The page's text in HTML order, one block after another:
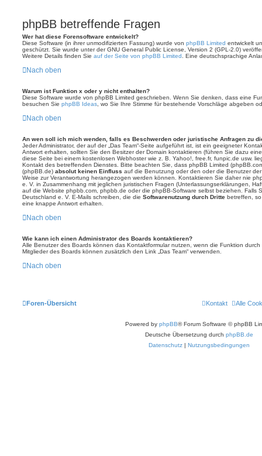
phpBB betreffende Fragen
Wer hat diese Forensoftware entwickelt?
Diese Software (in ihrer unmodifizierten Fassung) wurde von phpBB Limited entwickelt
geschützt. Sie wurde unter der GNU General Public License, Version 2 (GPL-2.0)
Weitere Details finden Sie auf der Seite von phpBB Limited . Eine deutschsprachige
Nach oben
Warum ist Funktion x oder y nicht enthalten?
Diese Software wurde von phpBB Limited geschrieben. Wenn Sie denken, dass eine
besuchen Sie phpBB Ideas , wo Sie Ihre Stimme für bestehende Vorschläge abgeben
Nach oben
An wen soll ich mich wenden, falls es Beschwerden oder juristische Anfragen zu
Jeder Administrator, der auf der „Das Team“-Seite aufgeführt ist, ist ein geeigneter
Antwort erhalten, sollten Sie den Besitzer der Domain kontaktieren (führen Sie dazu
diese Seite bei einem kostenlosen Webhoster wie z. B. Yahoo!, free.fr, funpic.de usw.
Kontakt des betreffenden Dienstes. Bitte beachten Sie, dass phpBB Limited
(phpBB.de) absolut keinen Einfluss auf die Benutzung oder den oder die Benutzer
Weise zur Verantwortung herangezogen werden können. Kontaktieren Sie daher nie
e. V. in Zusammenhang mit jeglichen juristischen Fragen (Unterlassungserklärungen,
auf die Website phpbb.com, phpbb.de oder die phpBB-Software selbst beziehen. Falls
Deutschland e. V. E-Mails schreiben, die die Softwarenutzung durch Dritte betreffen,
eine knappe Antwort erhalten.
Nach oben
Wie kann ich einen Administrator des Boards kontaktieren?
Alle Benutzer des Boards können das Kontaktformular nutzen, wenn die Funktion
Mitglieder des Boards können zusätzlich den Link „Das Team“ verwenden.
Nach oben
Foren-Übersicht Alle
Kontakt
Powered by phpBB® Forum Software © phpBB
Deutsche Übersetzung durch phpBB.de
Datenschutz | Nutzungsbedingungen